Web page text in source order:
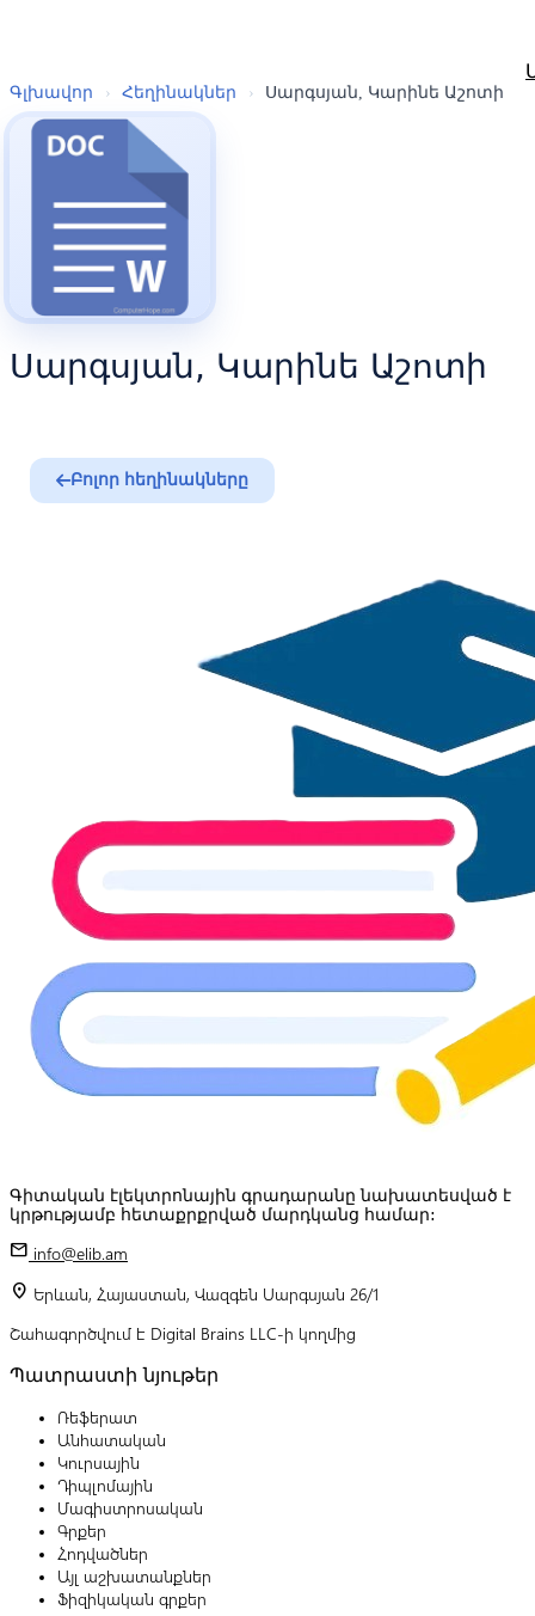
Գլխավոր › Հեղինակներ › Սարգսյան, Կարինե Աշոտի
Սարգսյան, Կարինե Աշոտի
Բոլոր հեղինակները
Գիտական էլեկտրոնային գրադարանը նախատեսված է
կրթությամբ հետաքրքրված մարդկանց համար:
mail info@elib.am
location_on Երևան, Հայաստան, Վազգեն Սարգսյան 26/1
Շահագործվում է Digital Brains LLC-ի կողմից
Պատրաստի նյութեր
Ռեֆերատ
Անհատական
Կուրսային
Դիպլոմային
Մագիստրոսական
Գրքեր
Հոդվածներ
Այլ աշխատանքներ
Ֆիզիկական գրքեր